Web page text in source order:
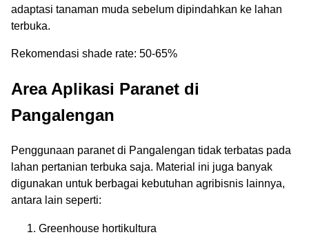
adaptasi tanaman muda sebelum dipindahkan ke lahan
terbuka.
Rekomendasi shade rate: 50-65%
Area Aplikasi Paranet di
Pangalengan
Penggunaan paranet di Pangalengan tidak terbatas pada
lahan pertanian terbuka saja. Material ini juga banyak
digunakan untuk berbagai kebutuhan agribisnis lainnya,
antara lain seperti:
Greenhouse hortikultura